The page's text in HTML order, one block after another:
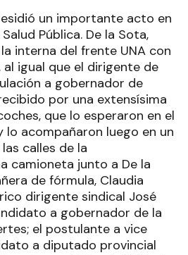
un importante acto en
Pública. De la Sota,
interna del frente UNA con
al igual que el dirigente de
a gobernador de
por una extensísima
que lo esperaron en el
lo acompañaron luego en un
calles de la
camioneta junto a De la
de fórmula, Claudia
dirigente sindical José
a gobernador de la
el postulante a vice
a diputado provincial